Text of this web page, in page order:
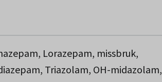
Lorazepam, missbruk,
Triazolam, OH-midazolam,